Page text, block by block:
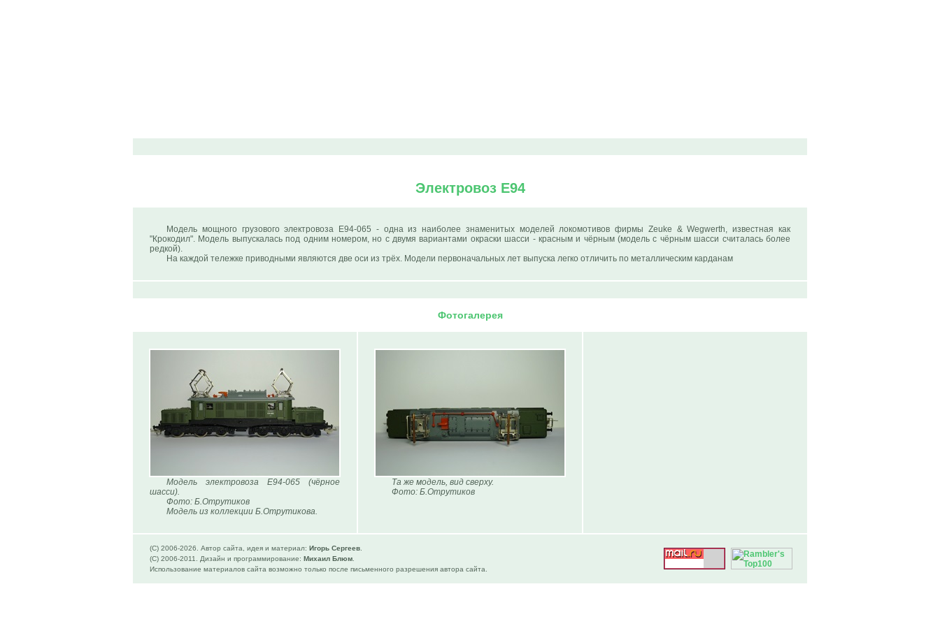
Электровоз Е94
Модель мощного грузового электровоза E94-065 - одна из наиболее знаменитых моделей локомотивов фирмы Zeuke & Wegwerth, известная как
"Крокодил". Модель выпускалась под одним номером, но с двумя вариантами окраски шасси - красным и чёрным (модель с чёрным шасси считалась более
редкой).
На каждой тележке приводными являются две оси из трёх. Модели первоначальных лет выпуска легко отличить по металлическим карданам
Фотогалерея
Модель электровоза Е94-065 (чёрное
шасси).
Фото: Б.Отрутиков
Модель из коллекции Б.Отрутикова.
Та же модель, вид сверху.
Фото: Б.Отрутиков
(C) 2006-2026. Автор сайта, идея и материал: Игорь Сергеев
(C) 2006-2011. Дизайн и программирование: Михаил Блюм
Использование материалов сайта возможно только после письменного разрешения автора сайта.